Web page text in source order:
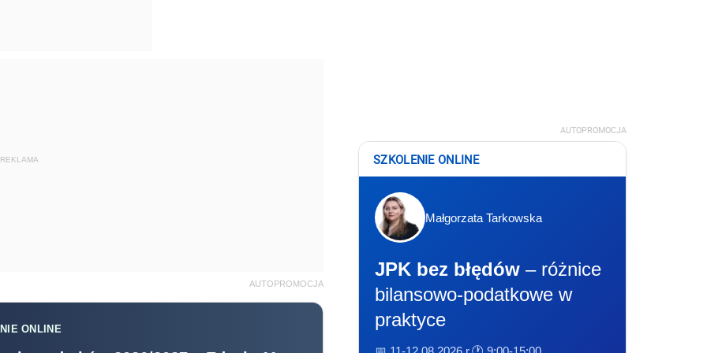
REKLAMA
AUTOPROMOCJA
ONLINE
AUTOPROMOCJA
SZKOLENIE ONLINE
Małgorzata Tarkowska
JPK bez błędów – różnice
bilansowo-podatkowe w
praktyce